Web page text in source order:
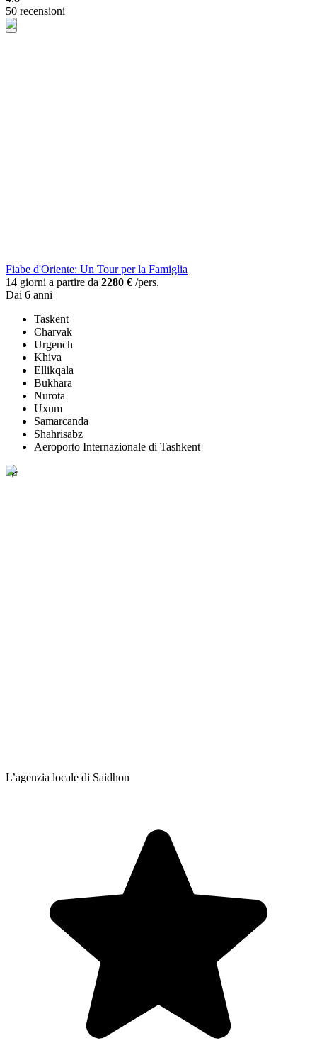
50 recensioni
Fiabe d'Oriente: Un Tour per la Famiglia
14 giorni a partire da 2280 € /pers.
Dai 6 anni
Taskent
Charvak
Urgench
Khiva
Ellikqala
Bukhara
Nurota
Uxum
Samarcanda
Shahrisabz
Aeroporto Internazionale di Tashkent
L’agenzia locale di Saidhon